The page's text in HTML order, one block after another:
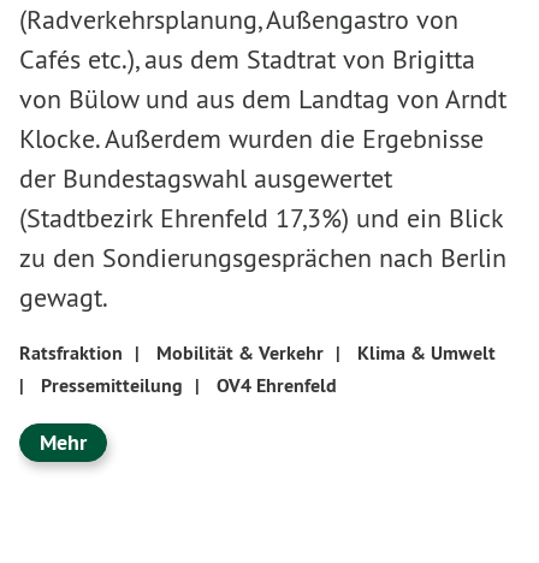
(Radverkehrsplanung, Außengastro von
Cafés etc.), aus dem Stadtrat von Brigitta
von Bülow und aus dem Landtag von Arndt
Klocke. Außerdem wurden die Ergebnisse
der Bundestagswahl ausgewertet
(Stadtbezirk Ehrenfeld 17,3%) und ein Blick
zu den Sondierungsgesprächen nach Berlin
gewagt.
Ratsfraktion | Mobilität & Verkehr |
Klima & Umwelt
|
Pressemitteilung | OV4 Ehrenfeld
Mehr